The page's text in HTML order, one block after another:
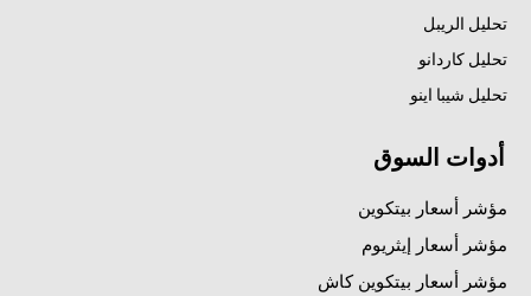
تحليل الريبل
تحليل كاردانو
تحليل شيبا اينو
أدوات السوق
مؤشر أسعار بيتكوين
مؤشر أسعار إيثريوم
مؤشر أسعار بيتكوين كاش